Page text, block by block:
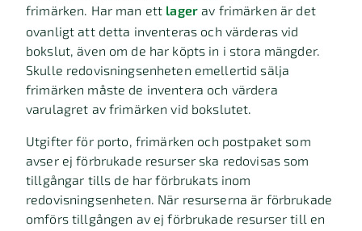
frimärken. Har man ett lager av frimärken är det
ovanligt att detta inventeras och värderas vid
bokslut, även om de har köpts in i stora mängder.
Skulle redovisningsenheten emellertid sälja
frimärken måste de inventera och värdera
varulagret av frimärken vid bokslutet.
Utgifter för porto, frimärken och postpaket som
avser ej förbrukade resurser ska redovisas som
tillgångar tills de har förbrukats inom
redovisningsenheten. När resurserna är förbrukade
omförs tillgången av ej förbrukade resurser till en